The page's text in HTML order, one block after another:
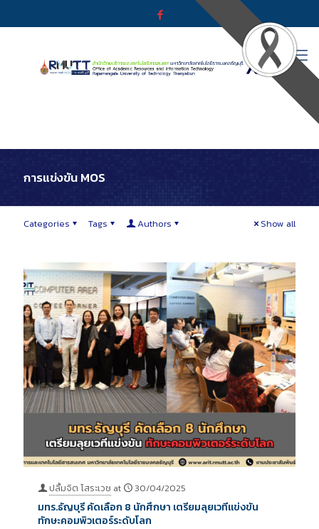
การแข่งขัน MOS
Categories Tags Authors Show all
ปลื้มจิต โสระเวช at 30/04/2025
มทร.ธัญบุรี คัดเลือก 8 นักศึกษา เตรียมลุยเวทีแข่งขัน
ทักษะคอมพิวเตอร์ระดับโลก